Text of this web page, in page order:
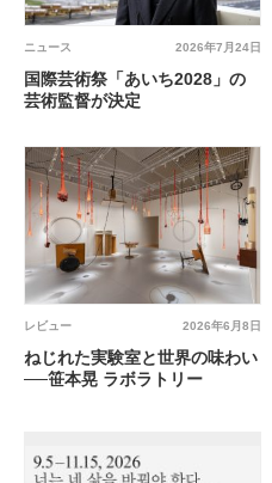
2026年7月24日
ニュース
国際芸術祭「あいち2028」の
芸術監督が決定
2026年6月8日
レビュー
ねじれた実験室と世界の味わい
──笹本晃 ラボラトリー